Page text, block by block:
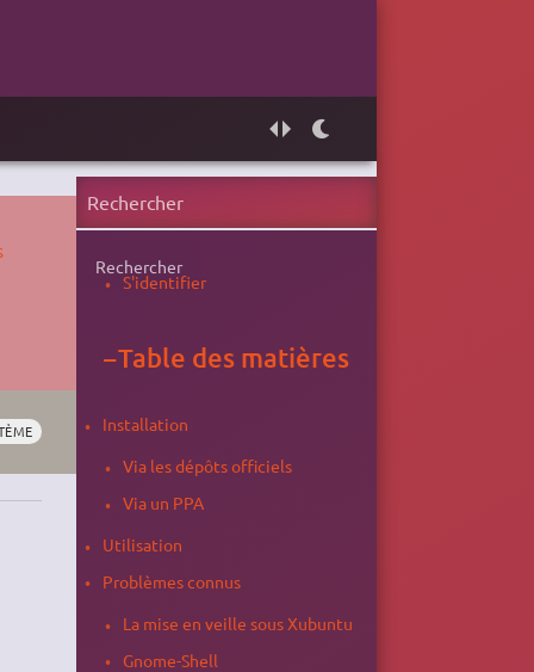
Rechercher
S'identifier
−Table des matières
Installation
Via les dépôts officiels
Via un PPA
Utilisation
Problèmes connus
La mise en veille sous Xubuntu
Gnome-Shell